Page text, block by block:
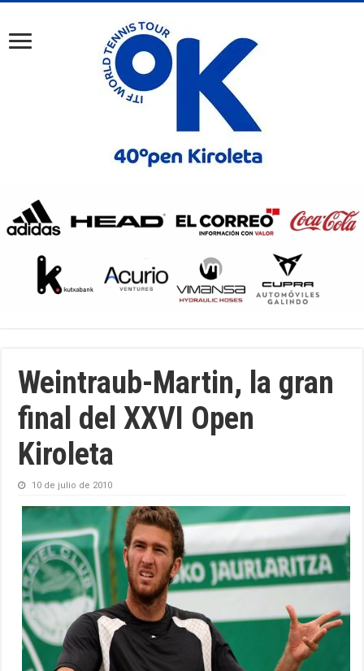
Weintraub-Martin, la gran
final del XXVI Open
Kiroleta
10 de julio de 2010